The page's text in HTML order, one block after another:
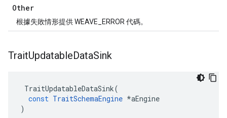
Other
根據失敗情形提供 WEAVE_ERROR 代碼。
TraitUpdatableDataSink
TraitUpdatableDataSink(
const TraitSchemaEngine *aEngine
)